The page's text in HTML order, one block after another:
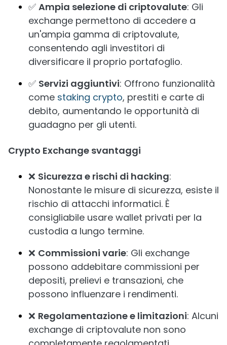
✅ Ampia selezione di criptovalute: Gli
exchange permettono di accedere a
un'ampia gamma di criptovalute,
consentendo agli investitori di
diversificare il proprio portafoglio.
✅ Servizi aggiuntivi: Offrono funzionalità
come staking crypto, prestiti e carte di
debito, aumentando le opportunità di
guadagno per gli utenti.
Crypto Exchange svantaggi
❌ Sicurezza e rischi di hacking:
Nonostante le misure di sicurezza, esiste il
rischio di attacchi informatici. È
consigliabile usare wallet privati per la
custodia a lungo termine.
❌ Commissioni varie: Gli exchange
possono addebitare commissioni per
depositi, prelievi e transazioni, che
possono influenzare i rendimenti.
❌ Regolamentazione e limitazioni: Alcuni
exchange di criptovalute non sono